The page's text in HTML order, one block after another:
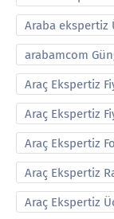
Araba ekspertiz
arabamcom
Araç Ekspertiz
Araç Ekspertiz
Araç Ekspertiz
Araç Ekspertiz
Araç Ekspertiz